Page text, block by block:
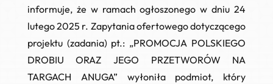
informuje, że w ramach ogłoszonego w dniu 24
lutego 2025 r. Zapytania ofertowego dotyczącego
projektu (zadania) pt.: „PROMOCJA POLSKIEGO
DROBIU ORAZ JEGO PRZETWORÓW NA
TARGACH ANUGA” wyłoniła podmiot, który